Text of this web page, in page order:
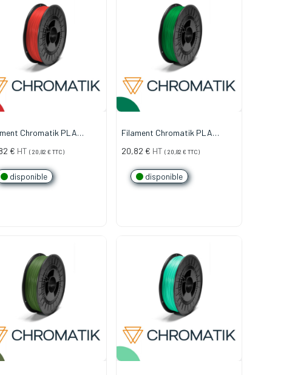
Chromatik PLA
€ HT ( 20,82 € TTC)
disponible
Filament Chromatik PLA
20,82 € HT ( 20,82 € TTC)
disponible